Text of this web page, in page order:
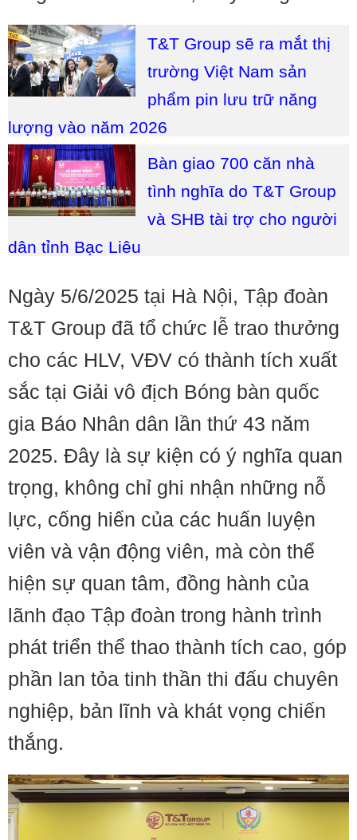
T&T Group sẽ ra mắt thị
trường Việt Nam sản
phẩm pin lưu trữ năng
lượng vào năm 2026
Bàn giao 700 căn nhà
tình nghĩa do T&T Group
và SHB tài trợ cho người
dân tỉnh Bạc Liêu
Ngày 5/6/2025 tại Hà Nội, Tập đoàn
T&T Group đã tổ chức lễ trao thưởng
cho các HLV, VĐV có thành tích xuất
sắc tại Giải vô địch Bóng bàn quốc
gia Báo Nhân dân lần thứ 43 năm
2025. Đây là sự kiện có ý nghĩa quan
trọng, không chỉ ghi nhận những nỗ
lực, cống hiến của các huấn luyện
viên và vận động viên, mà còn thể
hiện sự quan tâm, đồng hành của
lãnh đạo Tập đoàn trong hành trình
phát triển thể thao thành tích cao, góp
phần lan tỏa tinh thần thi đấu chuyên
nghiệp, bản lĩnh và khát vọng chiến
thắng.